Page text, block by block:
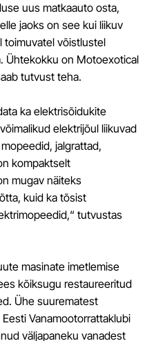
uus matkaauto osta,
jaoks on see kui liikuv
toimuvatel võistlustel
Ühtekokku on Motoexotical
tutvust teha.
ka elektrisõidukite
elektrijõul liikuvad
jalgrattad,
kompaktselt
mugav näiteks
kuid ka tõsist
tutvustas
masinate imetlemise
kõiksugu restaureeritud
Ühe suurematest
Vanamootorrattaklubi
väljapaneku vanadest